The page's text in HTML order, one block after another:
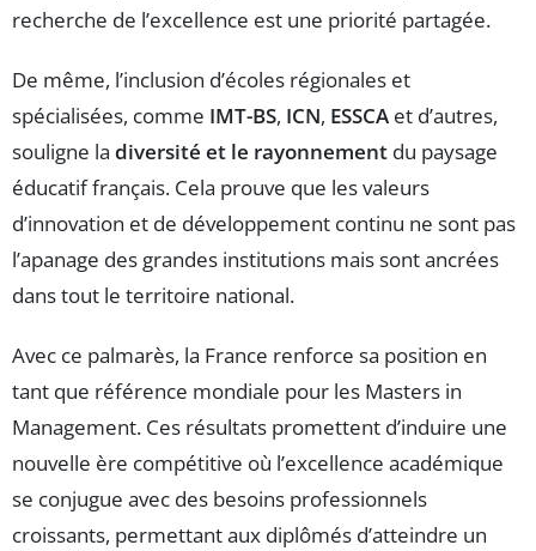
recherche de l’excellence est une priorité partagée.
De même, l’inclusion d’écoles régionales et
spécialisées, comme IMT-BS, ICN, ESSCA et d’autres,
souligne la diversité et le rayonnement du paysage
éducatif français. Cela prouve que les valeurs
d’innovation et de développement continu ne sont pas
l’apanage des grandes institutions mais sont ancrées
dans tout le territoire national.
Avec ce palmarès, la France renforce sa position en
tant que référence mondiale pour les Masters in
Management. Ces résultats promettent d’induire une
nouvelle ère compétitive où l’excellence académique
se conjugue avec des besoins professionnels
croissants, permettant aux diplômés d’atteindre un